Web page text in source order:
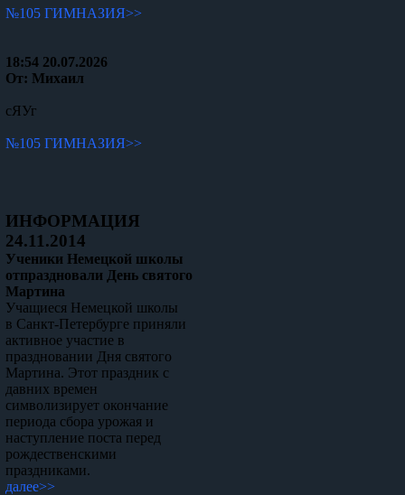
№105 ГИМНАЗИЯ>>
18:54 20.07.2026
От: Михаил
сЯУг
№105 ГИМНАЗИЯ>>
ИНФОРМАЦИЯ
24.11.2014
Ученики Немецкой школы
отпраздновали День святого
Мартина
Учащиеся Немецкой школы
в Санкт-Петербурге приняли
активное участие в
праздновании Дня святого
Мартина. Этот праздник с
давних времен
символизирует окончание
периода сбора урожая и
наступление поста перед
рождественскими
праздниками.
далее>>